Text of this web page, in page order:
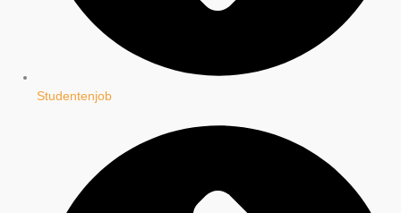
Studentenjob